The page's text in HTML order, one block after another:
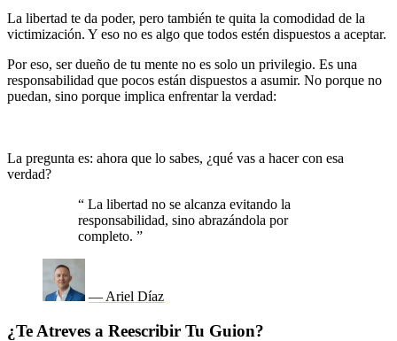
La libertad te da poder, pero también te quita la comodidad de la
victimización. Y eso no es algo que todos estén dispuestos a aceptar.
Por eso, ser dueño de tu mente no es solo un privilegio. Es una
responsabilidad que pocos están dispuestos a asumir. No porque no
puedan, sino porque implica enfrentar la verdad:
La pregunta es: ahora que lo sabes, ¿qué vas a hacer con esa
verdad?
“ La libertad no se alcanza evitando la
responsabilidad, sino abrazándola por
completo. ”
— Ariel Díaz
¿Te Atreves a Reescribir Tu Guion?